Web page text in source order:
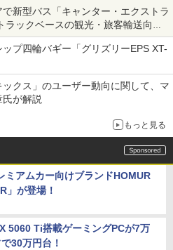
新型バス「キャンター・エクストラ
ラックベースの観光・旅客輸送向け
プ四輪バギー「グリズリーEPS XT-
クス」のユーザー動向に関して、マ
氏が解説
もっと見る
ミアムカー向けブランドHOMUR
」が登場！
5060 Ti搭載ゲーミングPCが7万
30万円台！